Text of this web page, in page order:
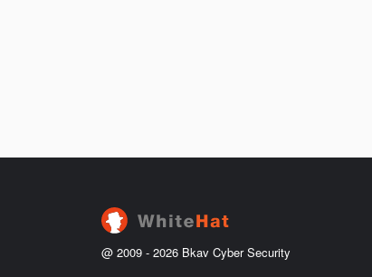
@ 2009 - 2026 Bkav Cyber Security